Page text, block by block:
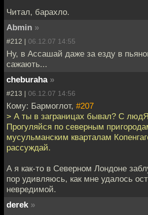
Читал, барахло.
Abmin »
#212 | 06.12.07 14:55
Ну, в Ассашай даже за езду в
сажають...
cheburaha »
#213 | 06.12.07 14:56
Кому: Бармоглот, #207
> А ты в заграницах бывал? С
Прогуляйся по северным
мусульманским кварталам
рассуждай.
А я как-то в Северном Лондоне
пор удивляюсь, как мне удалось
невредимой.
derek »